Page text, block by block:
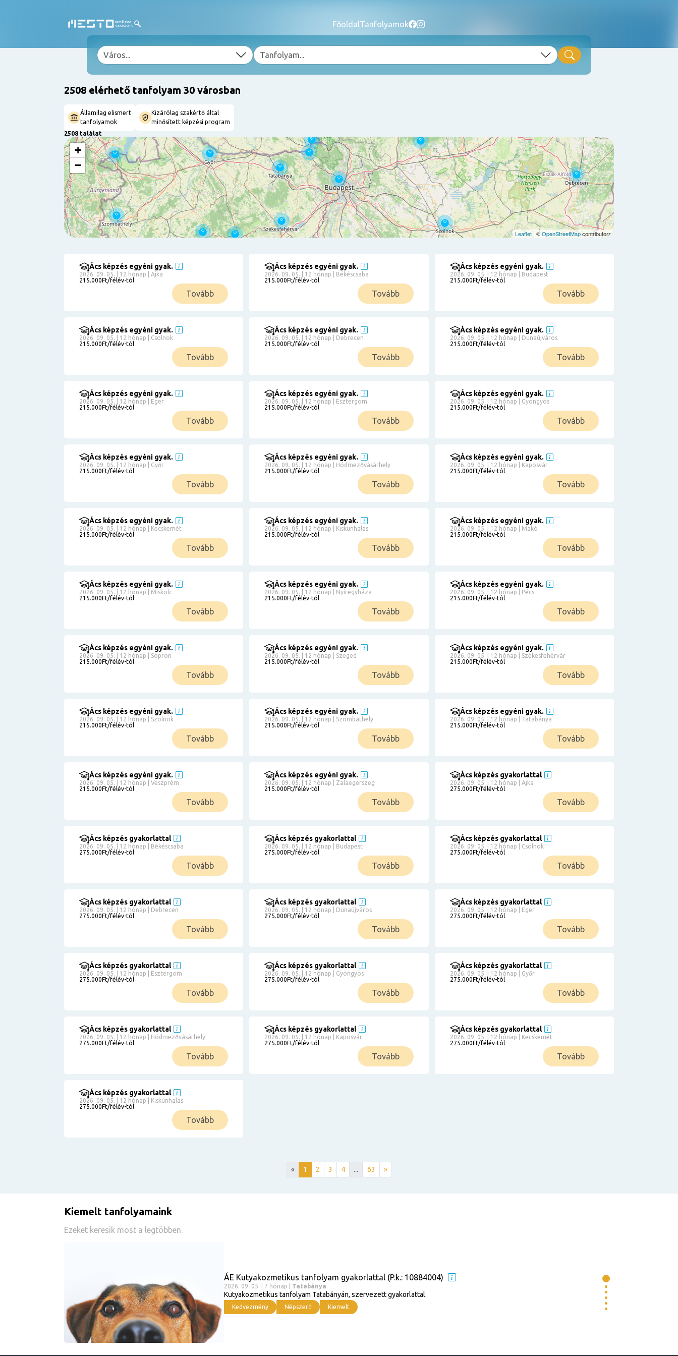
Főoldal Tanfolyamok
2508 elérhető tanfolyam 30 városban
Államilag elismert
tanfolyamok
Kizárólag szakértő által
minősített képzési program
2508 találat
+
−
Leaflet | ©OpenStreetMapcontributors
Szűrés
Érettségi
Részletfizetéssel
Ács képzés egyéni gyak.
2026. 09. 05. | 12 hónap | Ajka
215.000Ft/félév-tól
Tovább
Ács képzés egyéni gyak.
2026. 09. 05. | 12 hónap | Békéscsaba
215.000Ft/félév-tól
Tovább
Ács képzés egyéni gyak.
2026. 09. 05. | 12 hónap | Budapest
215.000Ft/félév-tól
Tovább
Ács képzés egyéni gyak.
2026. 09. 05. | 12 hónap | Csolnok
215.000Ft/félév-tól
Tovább
Ács képzés egyéni gyak.
2026. 09. 05. | 12 hónap | Debrecen
215.000Ft/félév-tól
Tovább
Ács képzés egyéni gyak.
2026. 09. 05. | 12 hónap | Dunaújváros
215.000Ft/félév-tól
Tovább
Ács képzés egyéni gyak.
2026. 09. 05. | 12 hónap | Eger
215.000Ft/félév-tól
Tovább
Ács képzés egyéni gyak.
2026. 09. 05. | 12 hónap | Esztergom
215.000Ft/félév-tól
Tovább
Ács képzés egyéni gyak.
2026. 09. 05. | 12 hónap | Gyöngyös
215.000Ft/félév-tól
Tovább
Ács képzés egyéni gyak.
2026. 09. 05. | 12 hónap | Győr
215.000Ft/félév-tól
Tovább
Ács képzés egyéni gyak.
2026. 09. 05. | 12 hónap | Hódmezővásárhely
215.000Ft/félév-tól
Tovább
Ács képzés egyéni gyak.
2026. 09. 05. | 12 hónap | Kaposvár
215.000Ft/félév-tól
Tovább
Ács képzés egyéni gyak.
2026. 09. 05. | 12 hónap | Kecskemét
215.000Ft/félév-tól
Tovább
Ács képzés egyéni gyak.
2026. 09. 05. | 12 hónap | Kiskunhalas
215.000Ft/félév-tól
Tovább
Ács képzés egyéni gyak.
2026. 09. 05. | 12 hónap | Makó
215.000Ft/félév-tól
Tovább
Ács képzés egyéni gyak.
2026. 09. 05. | 12 hónap | Miskolc
215.000Ft/félév-tól
Tovább
Ács képzés egyéni gyak.
2026. 09. 05. | 12 hónap | Nyíregyháza
215.000Ft/félév-tól
Tovább
Ács képzés egyéni gyak.
2026. 09. 05. | 12 hónap | Pécs
215.000Ft/félév-tól
Tovább
Ács képzés egyéni gyak.
2026. 09. 05. | 12 hónap | Sopron
215.000Ft/félév-tól
Tovább
Ács képzés egyéni gyak.
2026. 09. 05. | 12 hónap | Szeged
215.000Ft/félév-tól
Tovább
Ács képzés egyéni gyak.
2026. 09. 05. | 12 hónap | Székesfehérvár
215.000Ft/félév-tól
Tovább
Ács képzés egyéni gyak.
2026. 09. 05. | 12 hónap | Szolnok
215.000Ft/félév-tól
Tovább
Ács képzés egyéni gyak.
2026. 09. 05. | 12 hónap | Szombathely
215.000Ft/félév-tól
Tovább
Ács képzés egyéni gyak.
2026. 09. 05. | 12 hónap | Tatabánya
215.000Ft/félév-tól
Tovább
Ács képzés egyéni gyak.
2026. 09. 05. | 12 hónap | Veszprém
215.000Ft/félév-tól
Tovább
Ács képzés egyéni gyak.
2026. 09. 05. | 12 hónap | Zalaegerszeg
215.000Ft/félév-tól
Tovább
Ács képzés gyakorlattal
2026. 09. 05. | 12 hónap | Ajka
275.000Ft/félév-tól
Tovább
Ács képzés gyakorlattal
2026. 09. 05. | 12 hónap | Békéscsaba
275.000Ft/félév-tól
Tovább
Ács képzés gyakorlattal
2026. 09. 05. | 12 hónap | Budapest
275.000Ft/félév-tól
Tovább
Ács képzés gyakorlattal
2026. 09. 05. | 12 hónap | Csolnok
275.000Ft/félév-tól
Tovább
Ács képzés gyakorlattal
2026. 09. 05. | 12 hónap | Debrecen
275.000Ft/félév-tól
Tovább
Ács képzés gyakorlattal
2026. 09. 05. | 12 hónap | Dunaújváros
275.000Ft/félév-tól
Tovább
Ács képzés gyakorlattal
2026. 09. 05. | 12 hónap | Eger
275.000Ft/félév-tól
Tovább
Ács képzés gyakorlattal
2026. 09. 05. | 12 hónap | Esztergom
275.000Ft/félév-tól
Tovább
Ács képzés gyakorlattal
2026. 09. 05. | 12 hónap | Gyöngyös
275.000Ft/félév-tól
Tovább
Ács képzés gyakorlattal
2026. 09. 05. | 12 hónap | Győr
275.000Ft/félév-tól
Tovább
Ács képzés gyakorlattal
2026. 09. 05. | 12 hónap | Hódmezővásárhely
275.000Ft/félév-tól
Tovább
Ács képzés gyakorlattal
2026. 09. 05. | 12 hónap | Kaposvár
275.000Ft/félév-tól
Tovább
Ács képzés gyakorlattal
2026. 09. 05. | 12 hónap | Kecskemét
275.000Ft/félév-tól
Tovább
Ács képzés gyakorlattal
2026. 09. 05. | 12 hónap | Kiskunhalas
275.000Ft/félév-tól
Tovább
« 1 2 3 4 ... 63 »
Kiemelt tanfolyamaink
Ezeket keresik most a legtöbben.
ÁE Kutyakozmetikus tanfolyam gyakorlattal (P.k.: 10884004)
2026. 09. 05. | 7 hónap | Tatabánya
Kutyakozmetikus tanfolyam Tatabányán, szervezett gyakorlattal.
Kedvezmény Népszerű Kiemelt